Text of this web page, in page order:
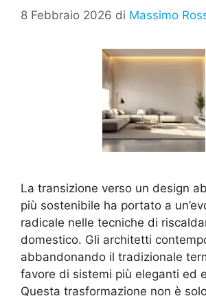
8 Febbraio 2026 di Massimo
La transizione verso un design
più sostenibile ha portato a
radicale nelle tecniche di
domestico. Gli architetti
abbandonando il tradizionale
favore di sistemi più eleganti ed
Questa trasformazione non è